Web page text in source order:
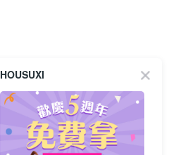
HOUSUXI